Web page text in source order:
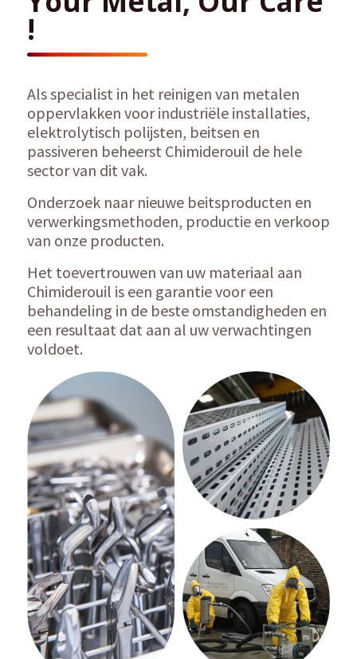
!
Als specialist in het reinigen van metalen
oppervlakken voor industriële installaties,
elektrolytisch polijsten, beitsen en
passiveren beheerst Chimiderouil de hele
sector van dit vak.
Onderzoek naar nieuwe beitsproducten en
verwerkingsmethoden, productie en verkoop
van onze producten.
Het toevertrouwen van uw materiaal aan
Chimiderouil is een garantie voor een
behandeling in de beste omstandigheden en
een resultaat dat aan al uw verwachtingen
voldoet.